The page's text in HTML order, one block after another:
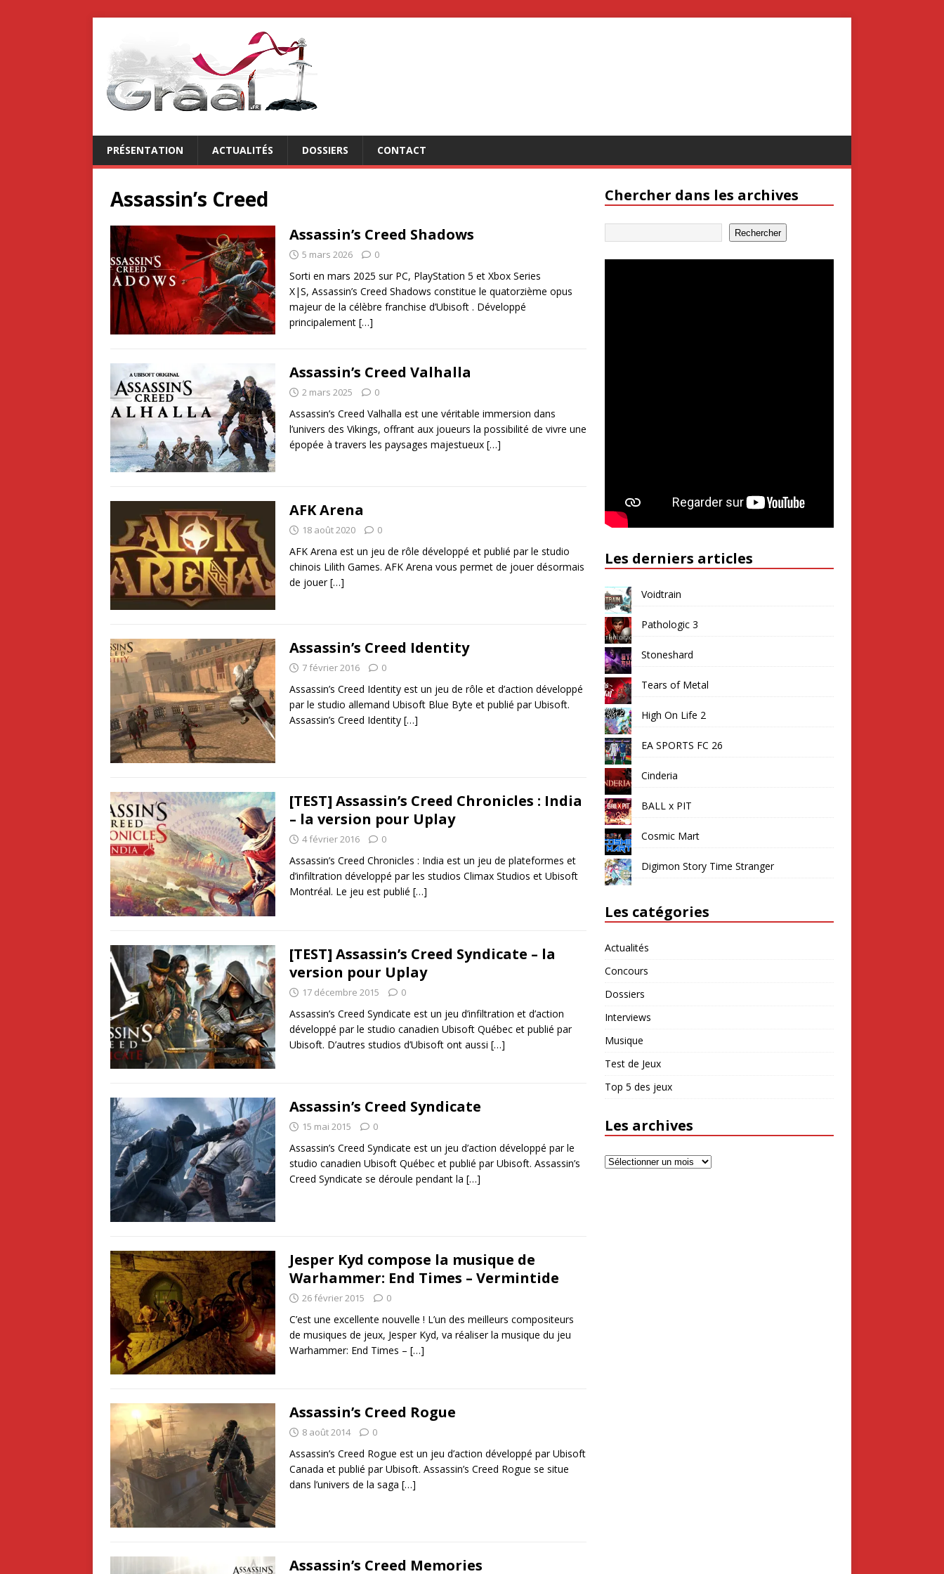
PRÉSENTATION ACTUALITÉS DOSSIERS CONTACT
Assassin’s Creed
Assassin’s Creed Shadows
5 mars 2026 0
Sorti en mars 2025 sur PC, PlayStation 5 et Xbox Series
X|S, Assassin’s Creed Shadows constitue le quatorzième opus
majeur de la célèbre franchise d’Ubisoft . Développé
principalement […]
Assassin’s Creed Valhalla
2 mars 2025 0
Assassin’s Creed Valhalla est une véritable immersion dans
l’univers des Vikings, offrant aux joueurs la possibilité de vivre une
épopée à travers les paysages majestueux […]
AFK Arena
18 août 2020 0
AFK Arena est un jeu de rôle développé et publié par le studio
chinois Lilith Games. AFK Arena vous permet de jouer désormais
de jouer[…]
Assassin’s Creed Identity
7 février 2016 0
Assassin’s Creed Identity est un jeu de rôle et d’action développé
par le studio allemand Ubisoft Blue Byte et publié par Ubisoft.
Assassin’s Creed Identity […]
[TEST] Assassin’s Creed Chronicles : India
– la version pour Uplay
4 février 2016 0
Assassin’s Creed Chronicles : India est un jeu de plateformes et
d’infiltration développé par les studios Climax Studios et Ubisoft
Montréal. Le jeu est publié […]
[TEST] Assassin’s Creed Syndicate – la
version pour Uplay
17 décembre 2015 0
Assassin’s Creed Syndicate est un jeu d’infiltration et d’action
développé par le studio canadien Ubisoft Québec et publié par
Ubisoft. D’autres studios d’Ubisoft ont aussi […]
Assassin’s Creed Syndicate
15 mai 2015 0
Assassin’s Creed Syndicate est un jeu d’action développé par le
studio canadien Ubisoft Québec et publié par Ubisoft. Assassin’s
Creed Syndicate se déroule pendant la […]
Jesper Kyd compose la musique de
Warhammer: End Times – Vermintide
26 février 2015 0
C’est une excellente nouvelle ! L’un des meilleurs compositeurs
de musiques de jeux, Jesper Kyd, va réaliser la musique du jeu
Warhammer: End Times – […]
Assassin’s Creed Rogue
8 août 2014 0
Assassin’s Creed Rogue est un jeu d’action développé par Ubisoft
Canada et publié par Ubisoft. Assassin’s Creed Rogue se situe
dans l’univers de la saga […]
Assassin’s Creed Memories
Chercher dans les archives
Rechercher
Les derniers articles
Voidtrain
Pathologic 3
Stoneshard
Tears of Metal
High On Life 2
EA SPORTS FC 26
Cinderia
BALL x PIT
Cosmic Mart
Digimon Story Time Stranger
Les catégories
Actualités
Concours
Dossiers
Interviews
Musique
Test de Jeux
Top 5 des jeux
Les archives